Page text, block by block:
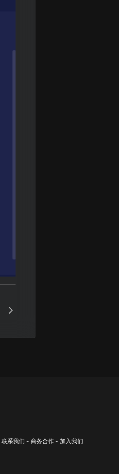
联系我们 - 商务合作 - 加入我们